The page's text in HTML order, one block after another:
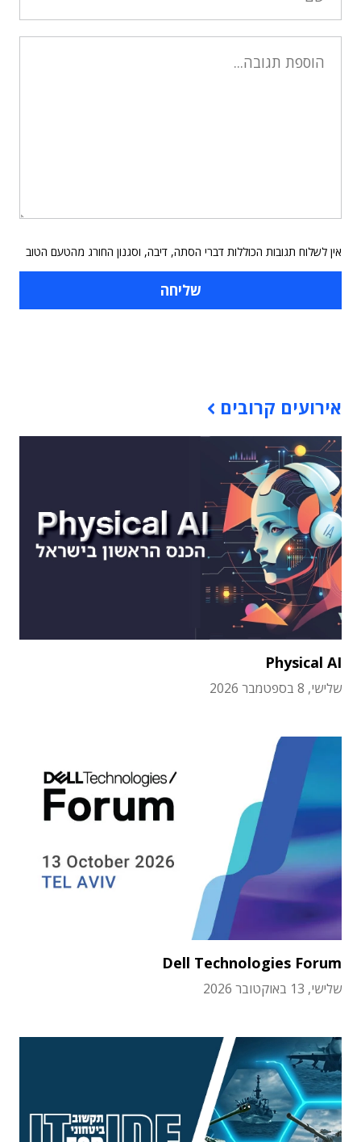
אין לשלוח תגובות הכוללות דברי הסתה, דיבה, וסגנון החורג מהטעם הטוב
אירועים קרובים
Physical AI
שלישי, 8 בספטמבר 2026
Dell Technologies Forum
שלישי, 13 באוקטובר 2026